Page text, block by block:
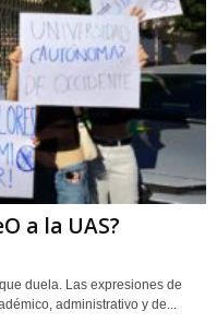
a la UAS?
duela. Las expresiones de
administrativo y de...